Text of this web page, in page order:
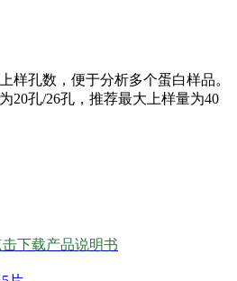
孔数，便于分析多个蛋白样品。
孔/26孔，推荐最大上样量为40
击下载产品说明书